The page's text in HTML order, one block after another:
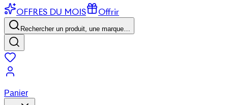
OFFRES DU MOIS Offrir
Rechercher un produit, une marque…
Panier